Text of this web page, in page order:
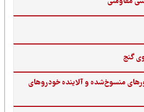
منسوخ‌شده و آلاینده خودروهای